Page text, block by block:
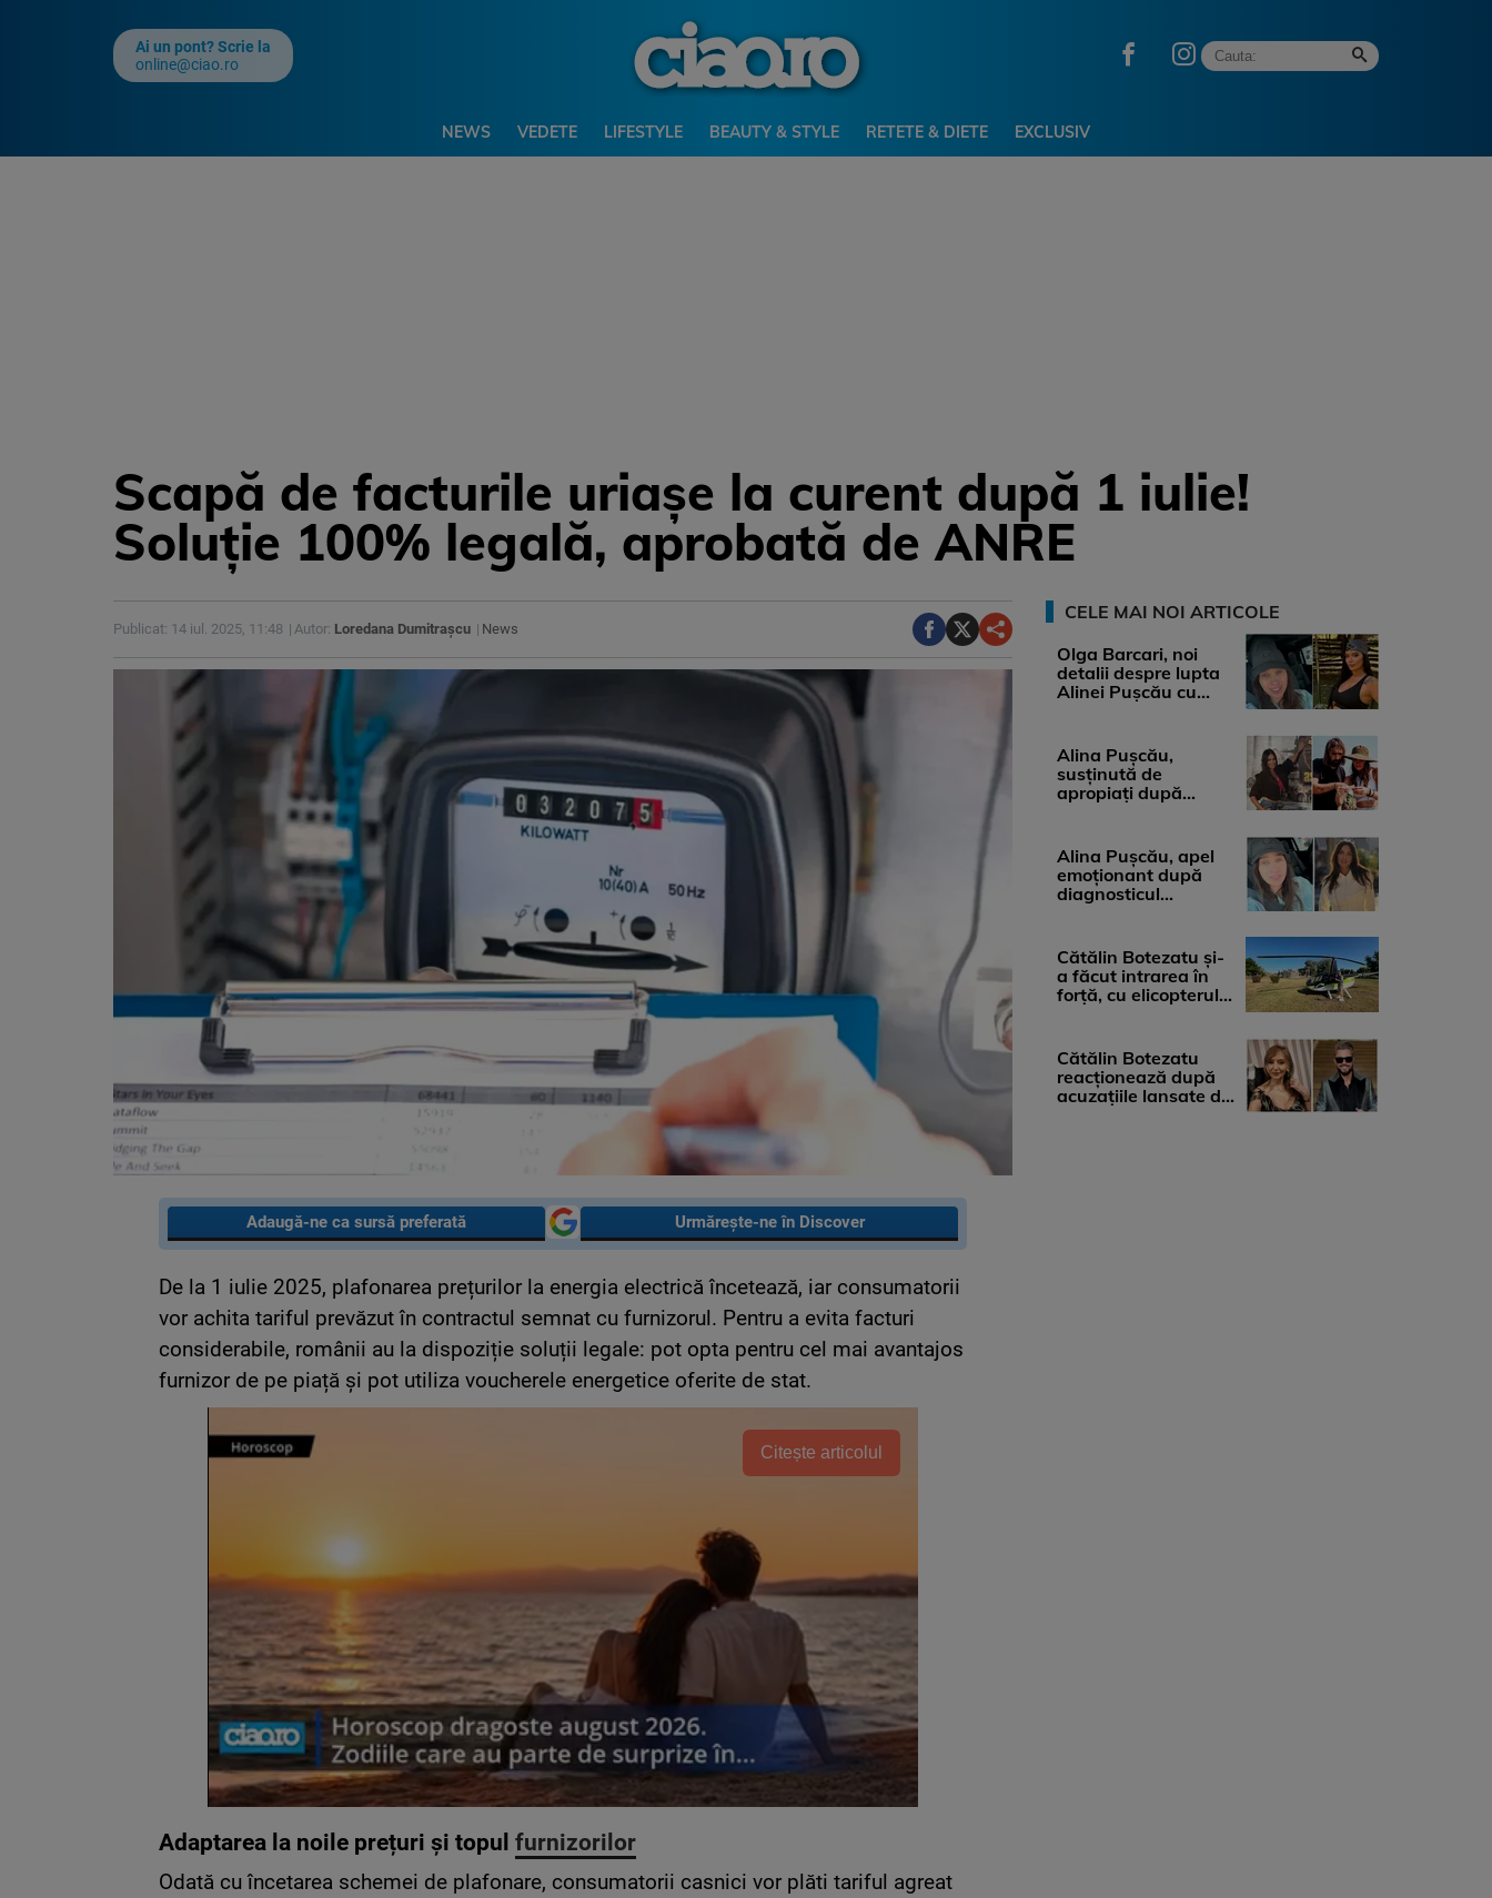
Ai un pont? Scrie la
online@ciao.ro
NEWS VEDETE LIFESTYLE BEAUTY & STYLE RETETE & DIETE EXCLUSIV
Scapă de facturile uriașe la curent după 1 iulie!
Soluție 100% legală, aprobată de ANRE
Publicat: 14 iul. 2025, 11:48 Autor: Loredana Dumitrașcu News
Adaugă-ne ca sursă preferată Urmărește-ne în Discover
De la 1 iulie 2025, plafonarea prețurilor la energia electrică încetează, iar consumatorii
vor achita tariful prevăzut în contractul semnat cu furnizorul. Pentru a evita facturi
considerabile, românii au la dispoziție soluții legale: pot opta pentru cel mai avantajos
furnizor de pe piață și pot utiliza voucherele energetice oferite de stat.
Citește articolul
Adaptarea la noile prețuri și topul furnizorilor
Odată cu încetarea schemei de plafonare, consumatorii casnici vor plăti tariful agreat
CELE MAI NOI ARTICOLE
Olga Barcari, noi
detalii despre lupta
Alinei Pușcău cu
Alina Pușcău,
susținută de
apropiați după
medicii, ...
Alina Pușcău, apel
emoționant după
diagnosticul
...
Cătălin Botezatu și-
a făcut intrarea în
forță, cu elicopterul,
Cătălin Botezatu
reacționează după
acuzațiile lansate de